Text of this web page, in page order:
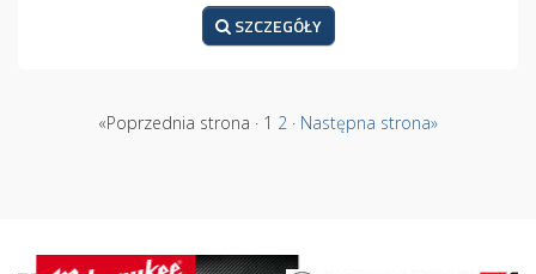
SZCZEGÓŁY
«Poprzednia strona · 1 2 · Następna strona»